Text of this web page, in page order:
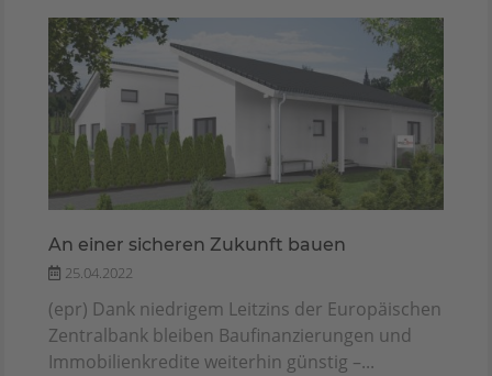
An einer sicheren Zukunft bauen
25.04.2022
(epr) Dank niedrigem Leitzins der Europäischen
Zentralbank bleiben Baufinanzierungen und
Immobilienkredite weiterhin günstig –...